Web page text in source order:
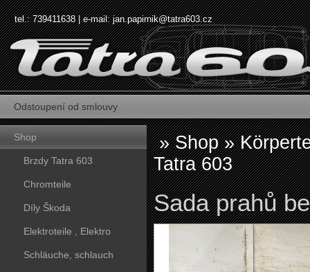
tel.: 739411638 | e-mail:jan.papirnik@tatra603.cz
Odstoupení od smlouvy
Shop
Brzdy Tatra 603
Chromteile
Díly Škoda
Elektroteile , Elektro
Schläuche, schlauch
»Shop»
Tatra 603
Sada prahů